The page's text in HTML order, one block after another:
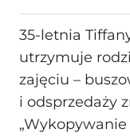
35‑letnia
utrzymuje
zajęciu –
i odsprzedaży